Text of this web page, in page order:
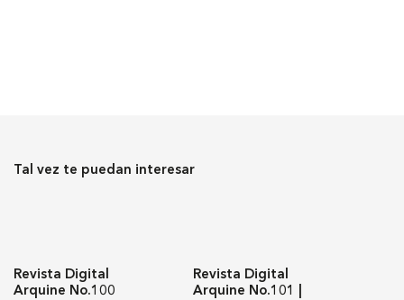
Tal vez te puedan interesar
Revista Digital
Arquine No.100
Revista Digital
Arquine No.101 |